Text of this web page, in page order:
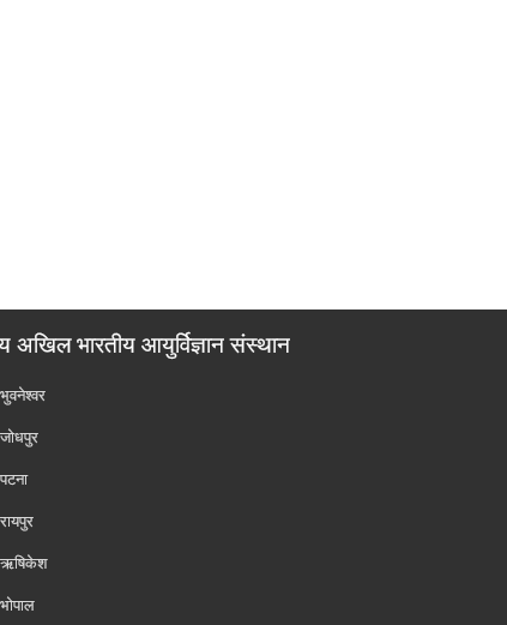
अखिल भारतीय आयुर्विज्ञान संस्थान
ऋषिकेश